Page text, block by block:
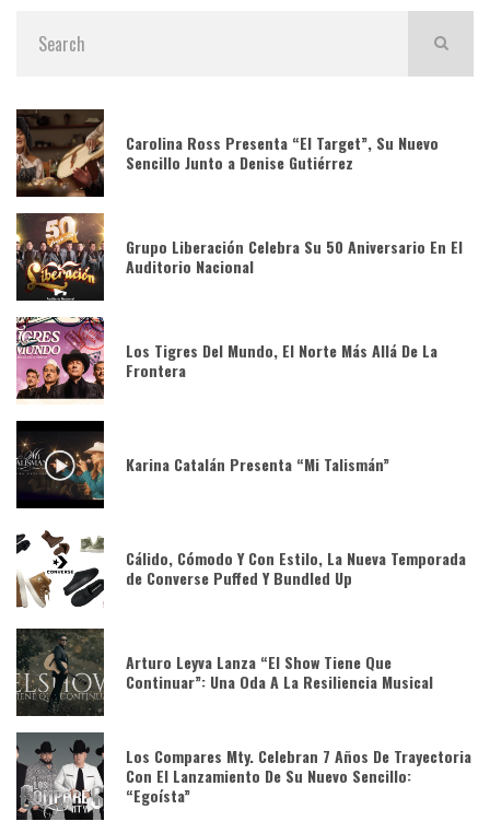
Carolina Ross Presenta “El Target”, Su Nuevo
Sencillo Junto a Denise Gutiérrez
Grupo Liberación Celebra Su 50 Aniversario En El
Auditorio Nacional
Los Tigres Del Mundo, El Norte Más Allá De La
Frontera
Karina Catalán Presenta “Mi Talismán”
Cálido, Cómodo Y Con Estilo, La Nueva Temporada
de Converse Puffed Y Bundled Up
Arturo Leyva Lanza “El Show Tiene Que
Continuar”: Una Oda A La Resiliencia Musical
Los Compares Mty. Celebran 7 Años De Trayectoria
Con El Lanzamiento De Su Nuevo Sencillo:
“Egoísta”